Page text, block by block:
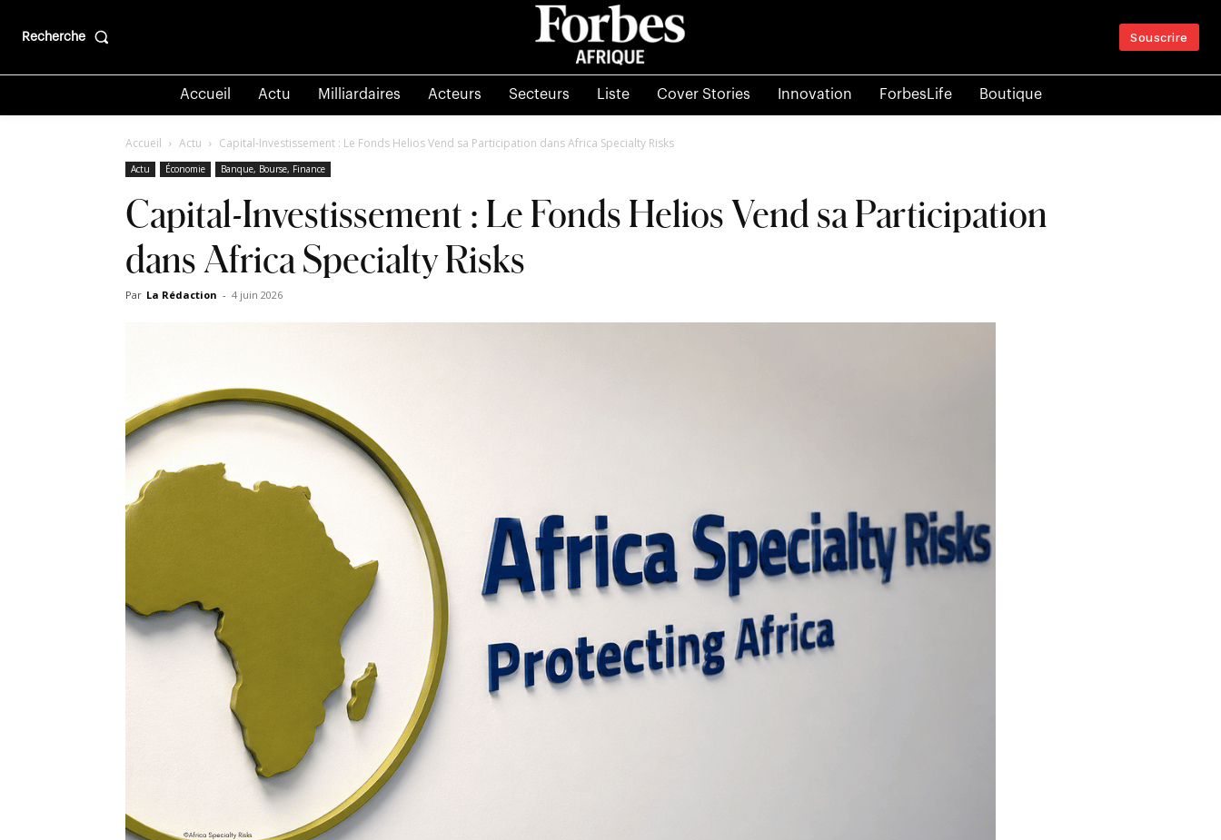
Recherche Souscrire
Accueil Actu Milliardaires Acteurs Secteurs Liste Cover Stories Innovation ForbesLife Boutique
Accueil Actu Capital-Investissement : Le Fonds Helios Vend sa Participation dans Africa Specialty Risks
Actu Économie Banque, Bourse, Finance
Capital-Investissement : Le Fonds Helios Vend sa Participation
dans Africa Specialty Risks
Par La Rédaction - 4 juin 2026